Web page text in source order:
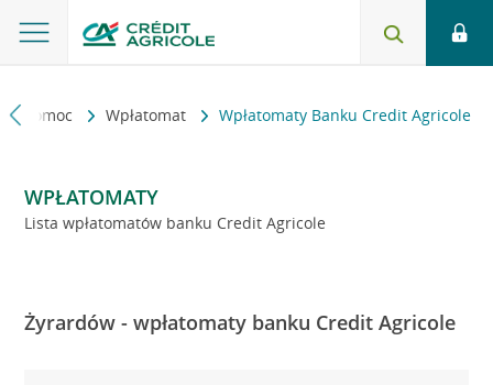
i pomoc Wpłatomat Wpłatomaty Banku Credit Agricole
WPŁATOMATY
Lista wpłatomatów banku Credit Agricole
Żyrardów - wpłatomaty banku Credit Agricole